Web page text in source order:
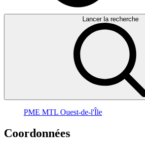
Lancer la recherche
PME MTL Ouest-de-l'Île
Coordonnées